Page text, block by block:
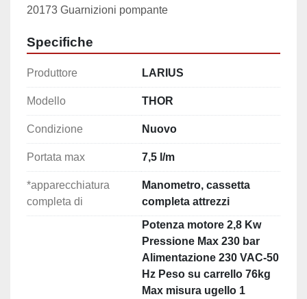
20173 Guarnizioni pompante
Specifiche
Produttore LARIUS
Modello THOR
Condizione Nuovo
Portata max 7,5 l/m
*apparecchiatura
completa di
Manometro, cassetta
completa attrezzi
Potenza motore 2,8 Kw
Pressione Max 230 bar
Alimentazione 230 VAC-50
Hz Peso su carrello 76kg
Max misura ugello 1